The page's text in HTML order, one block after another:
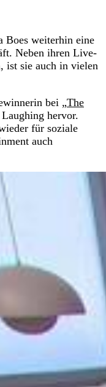
Boes weiterhin eine
Neben ihren Live-
ist sie auch in vielen
bei „The
hervor.
für soziale
auch